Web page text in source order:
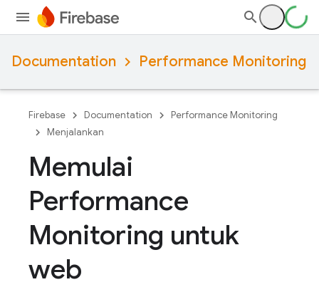
Documentation Performance Monitoring
Firebase Documentation
Performance Monitoring
Menjalankan
Memulai
Performance
Monitoring untuk
web